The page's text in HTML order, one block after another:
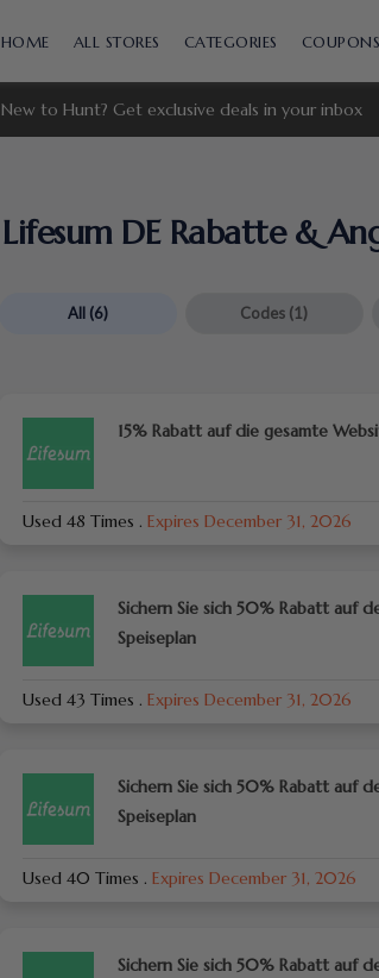
to
HOME ALL STORES CATEGORIES COUPONS
New to Hunt? Get exclusive deals in your inbox
Lifesum DE Rabatte &
All (6) Codes (1)
15% Rabatt auf die gesamte
Used 48 Times . Expires December 31, 2026
Sichern Sie sich 50% Rabatt auf
Speiseplan
Used 43 Times . Expires December 31, 2026
Sichern Sie sich 50% Rabatt auf
Speiseplan
Used 40 Times . Expires December 31, 2026
Sichern Sie sich 50% Rabatt auf